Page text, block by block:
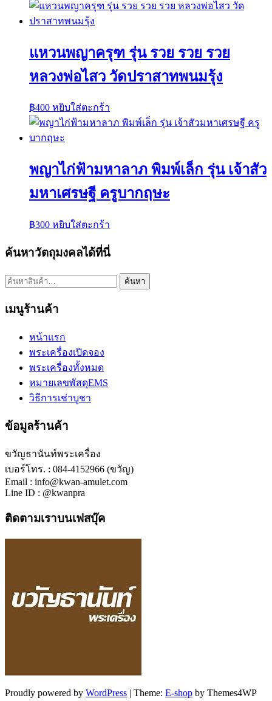
แหวนพญาครุฑ รุ่น รวย รวย รวย
หลวงพ่อไสว วัดปราสาทพนมรุ้ง
฿400 หยิบใส่ตะกร้า
พญาไก่ฟ้ามหาลาภ พิมพ์เล็ก รุ่น เจ้าสัว
มหาเศรษฐี ครูบากฤษะ
฿300 หยิบใส่ตะกร้า
ค้นหาวัตถุมงคลได้ที่นี่
ค้นหา: ค้นหา
เมนูร้านค้า
หน้าแรก
พระเครื่องเปิดจอง
พระเครื่องทั้งหมด
หมายเลขพัสดุEMS
วิธีการเช่าบูชา
ข้อมูลร้านค้า
ขวัญธานันท์พระเครื่อง
เบอร์โทร. : 084-4152966 (ขวัญ)
Email : info@kwan-amulet.com
Line ID : @kwanpra
ติดตามเราบนเฟสบุ๊ค
Proudly powered by WordPress | Theme: E-shop by Themes4WP